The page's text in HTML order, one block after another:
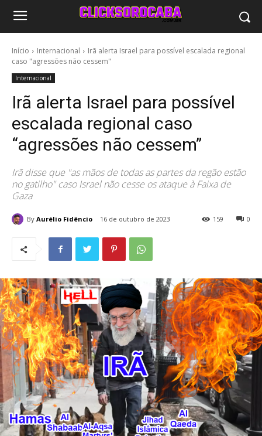
Início Internacional
Irã alerta Israel para possível escalada regional
caso "agressões não cessem"
Internacional
Irã alerta Israel para possível
escalada regional caso
“agressões não cessem”
Irã disse que "as mãos de todas as partes da regão estão
no gatilho" caso Israel não cesse os ataque à Faixa de
Gaza
By Aurélio Fidêncio 16 de outubro de 2023 0
159